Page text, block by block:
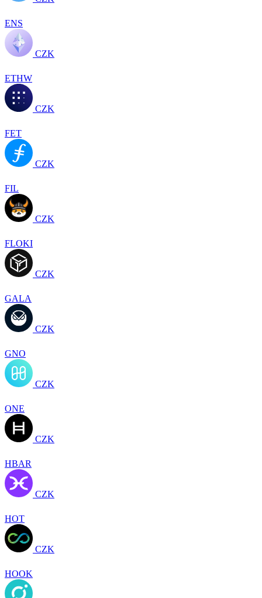
ENS
CZK
ETHW
CZK
FET
CZK
FIL
CZK
FLOKI
CZK
GALA
CZK
GNO
CZK
ONE
CZK
HBAR
CZK
HOT
CZK
HOOK